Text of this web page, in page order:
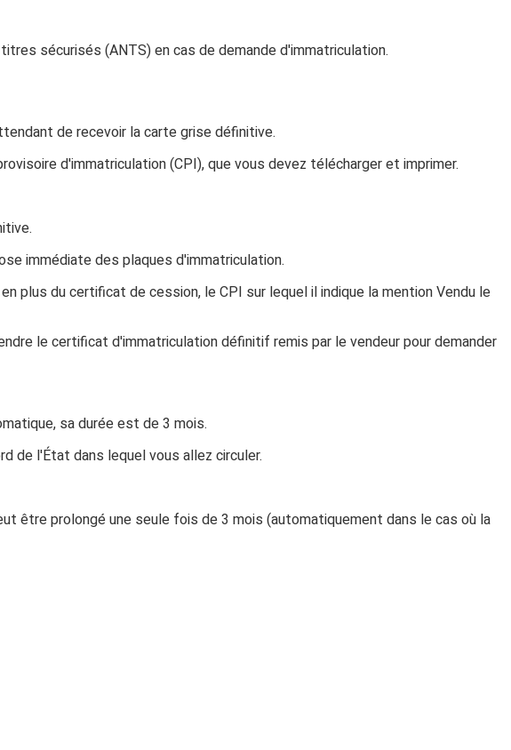
sécurisés (ANTS) en cas de demande d'immatriculation.
de recevoir la carte grise définitive.
d'immatriculation (CPI), que vous devez télécharger et imprimer.
immédiate des plaques d'immatriculation.
plus du certificat de cession, le CPI sur lequel il indique la mentionVendu le
le certificat d'immatriculation définitif remis par le vendeur pour demander
sa durée est de 3 mois.
de l'État dans lequel vous allez circuler.
être prolongé une seule fois de 3 mois (automatiquement dans le cas où la